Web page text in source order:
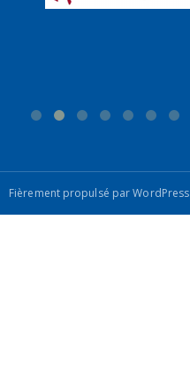
Fièrement propulsé par WordPress